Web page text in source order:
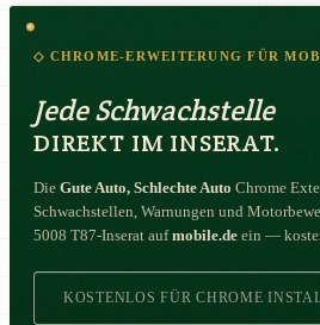
◇ CHROME-ERWEITERUNG FÜR
Jede Schwachstelle
DIREKT IM INSERAT.
Die Gute Auto, Schlechte Auto Chrome
Schwachstellen, Warnungen und
5008 T87-Inserat aufmobile.de ein —
KOSTENLOS FÜR CHROME